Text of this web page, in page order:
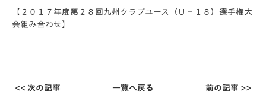
【２０１７年度第２８回九州クラブユース（Ｕ－１８）選手権大
会組み合わせ】
<< 次の記事 一覧へ戻る 前の記事 >>